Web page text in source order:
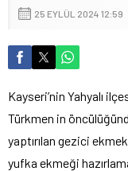
25 EYLÜL 2024 12:59
Kayseri’nin Yahyalı
Türkmen in
yaptırılan gezici ekmek
yufka ekmeği